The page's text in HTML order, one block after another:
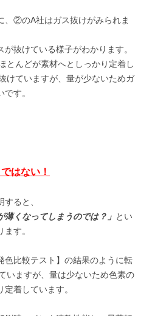
、②のA社はガス抜けがみられま
抜けている様子がわかります。
んどが素材へとしっかり定着し
けていますが、量が少ないためガ
す。
はない！
ると、
薄くなってしまうのでは？」 とい
す。
色比較テスト】の結果のように転
いますが、量は少ないため色素の
着しています。